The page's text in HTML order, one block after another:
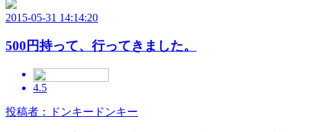
2015-05-31 14:14:20
500円持って、行ってきました。
4.5
投稿者：ドンキードンキー